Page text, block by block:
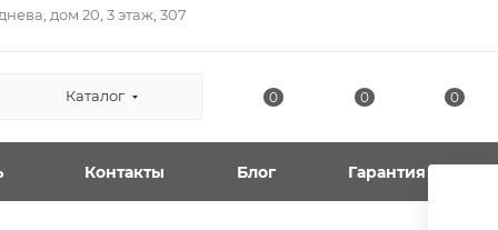
дом 20, 3 этаж, 307
Каталог 0 0 0
Контакты Блог Гарантия